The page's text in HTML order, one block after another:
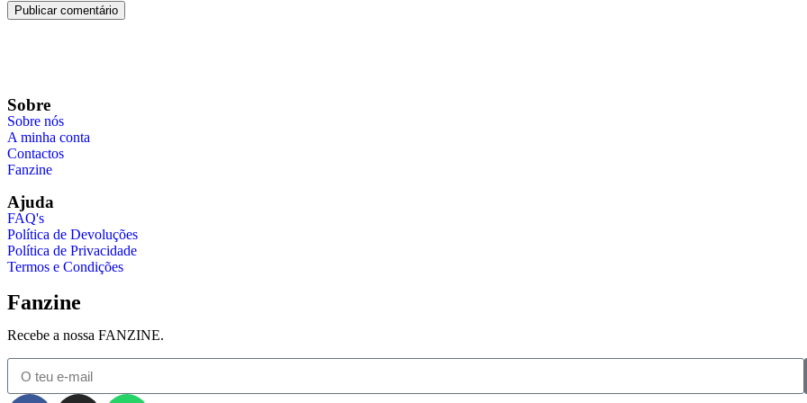
Sobre
Sobre nós
A minha conta
Contactos
Fanzine
Ajuda
FAQ's
Política de Devoluções
Política de Privacidade
Termos e Condições
Fanzine
Recebe a nossa FANZINE.